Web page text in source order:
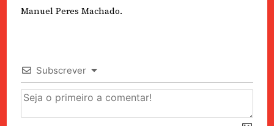
Manuel Peres Machado.
Subscrever